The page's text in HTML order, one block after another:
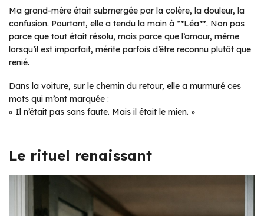
Ma grand-mère était submergée par la colère, la douleur, la
confusion. Pourtant, elle a tendu la main à **Léa**. Non pas
parce que tout était résolu, mais parce que l’amour, même
lorsqu’il est imparfait, mérite parfois d’être reconnu plutôt que
renié.
Dans la voiture, sur le chemin du retour, elle a murmuré ces
mots qui m’ont marquée :
« Il n’était pas sans faute. Mais il était le mien. »
Le rituel renaissant